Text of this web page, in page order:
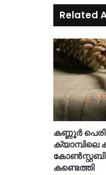
Related
കണ്ണൂർ
ക്യാമ്പിലെ
കണ്ടെത്തി